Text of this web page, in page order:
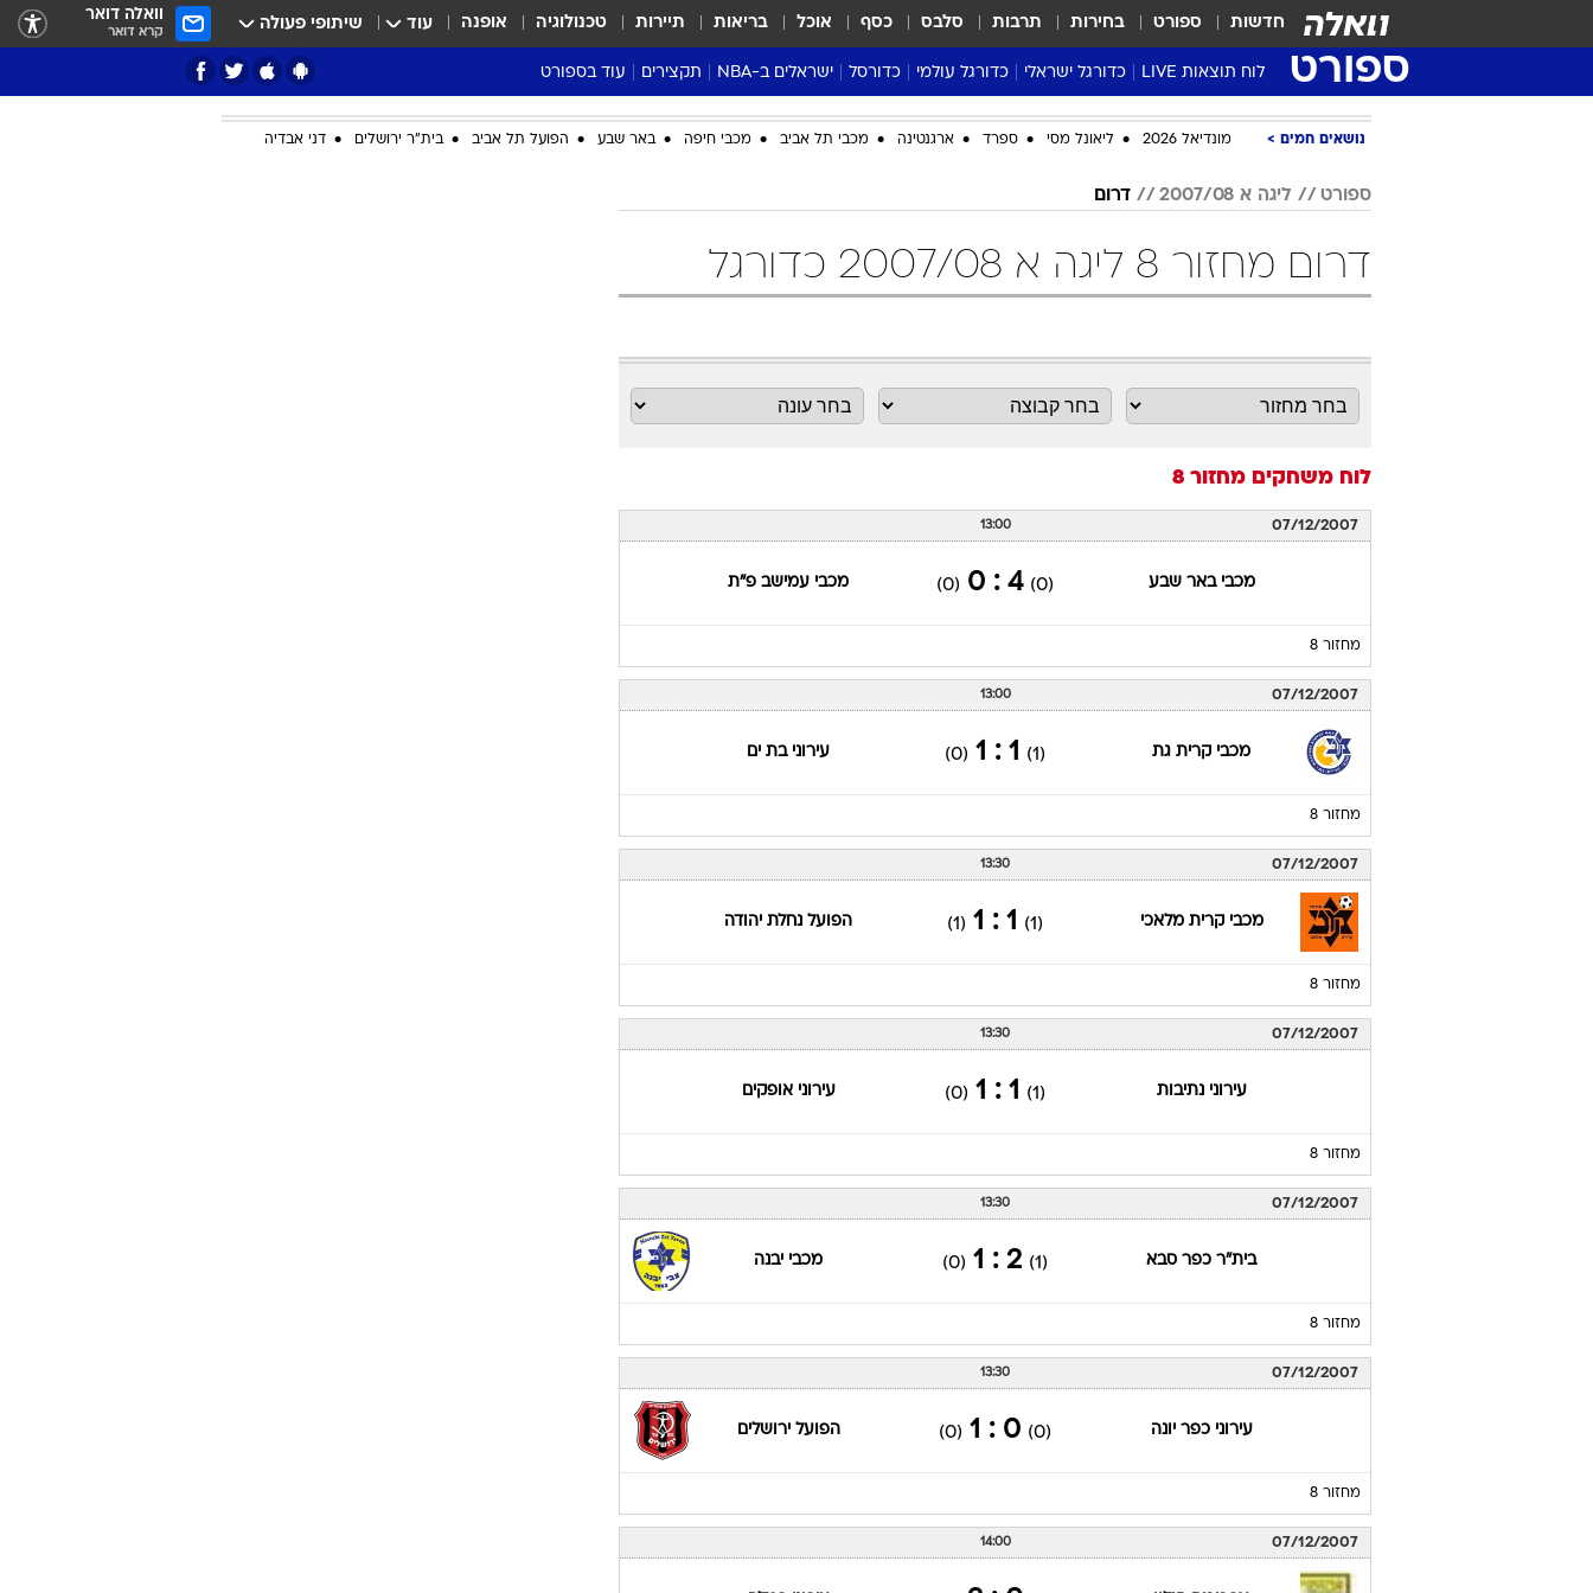
חדשות ספורט בחירות תרבות סלבס כסף אוכל בריאות תיירות טכנולוגיה אופנה עוד שיתופי פעולה וואלה דואר
קרא דואר
ספורט לוח תוצאות LIVE כדורגל ישראלי
ליגת העל Winner
גביע המדינה
שגרירים
נבחרות ישראל
ליגה א'
כדורגל עולמי
ליגה אנגלית
ליגה צרפתית
ליגת האלופות
דרום אמריקה
כדורסל
ליגת העל
נבחרות ישראל בכדורסל
כדורסל נשים
ישראלים ב-NBA
דני אבדיה
תקצירים עוד בספורט
מונדיאל 2026
NBA
אבא של שבת
סערה בממלכה
ענפים נוספים
כתבו לנו
נושאים חמים מונדיאל 2026 ליאונל מסי ספרד ארגנטינה מכבי תל אביב מכבי חיפה באר שבע הפועל תל אביב בית"ר ירושלים דני אבדיה
ספורט ליגה א 2007/08 דרום
דרום מחזור 8 ליגה א 2007/08 כדורגל
לוח משחקים מחזור 8
07/12/2007
13:00
מכבי באר שבע (0)
4 : 0
(0) מכבי עמישב פ"ת
מחזור 8
07/12/2007
13:00
מכבי קרית גת (1)
1 : 1
(0) עירוני בת ים
מחזור 8
07/12/2007
13:30
מכבי קרית מלאכי (1)
1 : 1
(1) הפועל נחלת יהודה
מחזור 8
07/12/2007
13:30
עירוני נתיבות (1)
1 : 1
(0) עירוני אופקים
מחזור 8
07/12/2007
13:30
בית"ר כפר סבא (1)
2 : 1
(0) מכבי יבנה
מחזור 8
07/12/2007
13:30
עירוני כפר יונה (0)
0 : 1
(0) הפועל ירושלים
מחזור 8
07/12/2007
14:00